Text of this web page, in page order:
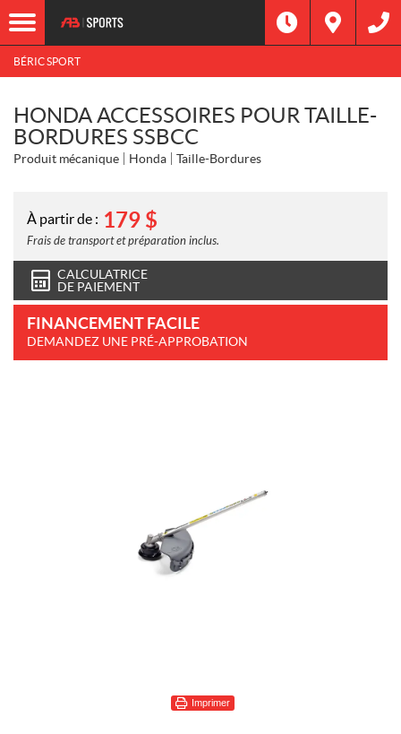
BÉRIC SPORT
HONDA ACCESSOIRES POUR TAILLE-
BORDURES SSBCC
Produit mécanique Honda Taille-Bordures
À partir de : 179 $
Frais de transport et préparation inclus.
CALCULATRICE
DE PAIEMENT
FINANCEMENT FACILE
DEMANDEZ UNE PRÉ-APPROBATION
Imprimer